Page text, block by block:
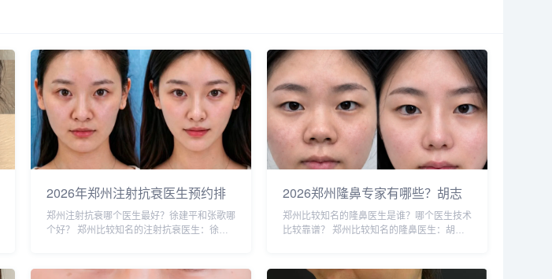
2026年郑州注射抗衰医生预约排
行榜：徐建平、张歌、赵永华、张
婉霞、王妍芝、唐喜、李娟、朱怡
郑州注射抗衰哪个医生最好？徐建平和张歌哪
个好？ 郑州比较知名的注射抗衰医生：徐建
约最多的医生，咨询预约添加微信号：bia...
2026郑州隆鼻专家有哪些？胡志
成、周蔚、张海洋、王启立、张
鹏、李冰谁做鼻子更好？
郑州比较知名的隆鼻医生是谁？哪个医生技术
比较靠谱？ 郑州比较知名的隆鼻医生：胡志
更靠谱些，咨询预约添加微信号：bianm...